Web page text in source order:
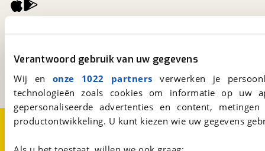
Verantwoord gebruik van uw gegevens
Wij en onze 1022 partners verwerken je
technologieën zoals cookies om informatie op
gepersonaliseerde advertenties en content,
productontwikkeling. U kunt kiezen wie uw gegevens
viaBOVAG.nl
3981 AJ Bunnik
BOVAG
Over viaBOVAG.nlDisclaimer- en Privacyverklaring